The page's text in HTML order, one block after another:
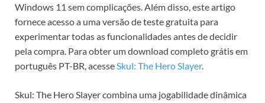
Windows 11 sem complicações. Além disso, este artigo
fornece acesso a uma versão de teste gratuita para
experimentar todas as funcionalidades antes de decidir
pela compra. Para obter um download completo grátis em
português PT-BR, acesseSkul: The Hero Slayer.
Skul: The Hero Slayer combina uma jogabilidade dinâmica